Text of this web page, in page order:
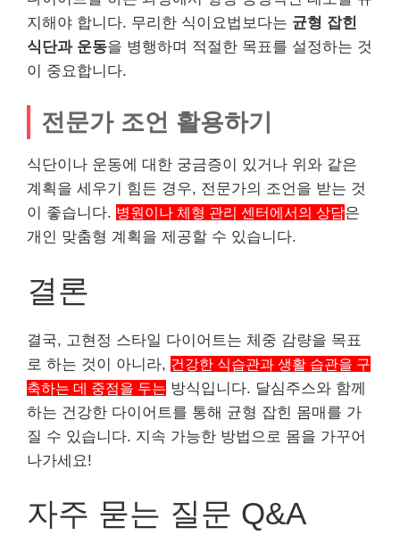
지해야 합니다. 무리한 식이요법보다는 균형 잡힌
식단과 운동을 병행하며 적절한 목표를 설정하는 것
이 중요합니다.
전문가 조언 활용하기
식단이나 운동에 대한 궁금증이 있거나 위와 같은
계획을 세우기 힘든 경우, 전문가의 조언을 받는 것
이 좋습니다. 병원이나 체형 관리 센터에서의 상담은
개인 맞춤형 계획을 제공할 수 있습니다.
결론
결국, 고현정 스타일 다이어트는 체중 감량을 목표
로 하는 것이 아니라, 건강한 식습관과 생활 습관을 구
축하는 데 중점을 두는 방식입니다. 달심주스와 함께
하는 건강한 다이어트를 통해 균형 잡힌 몸매를 가
질 수 있습니다. 지속 가능한 방법으로 몸을 가꾸어
나가세요!
자주 묻는 질문 Q&A